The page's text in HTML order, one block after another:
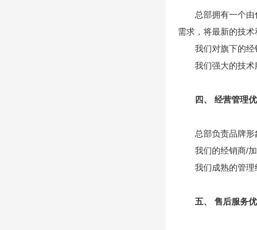
总部拥有一个
需求，将最新的技术
我们对旗下的经
我们强大的技术
四、 经营管理
总部负责品牌
我们的经销商/
我们成熟的管理
五、 售后服务